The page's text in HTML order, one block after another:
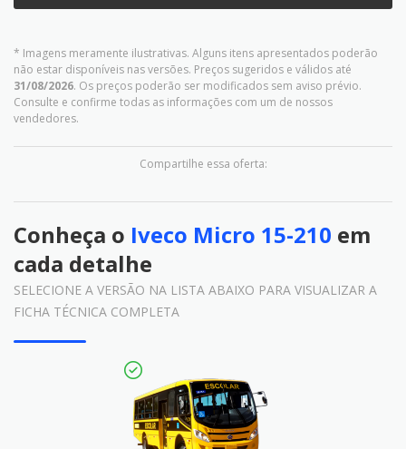
* Imagens meramente ilustrativas. Alguns itens apresentados poderão
não estar disponíveis nas versões. Preços sugeridos e válidos até
31/08/2026. Os preços poderão ser modificados sem aviso prévio.
Consulte e confirme todas as informações com um de nossos
vendedores.
Compartilhe essa oferta:
Conheça o Iveco Micro 15-210 em
cada detalhe
SELECIONE A VERSÃO NA LISTA ABAIXO PARA VISUALIZAR A
FICHA TÉCNICA COMPLETA